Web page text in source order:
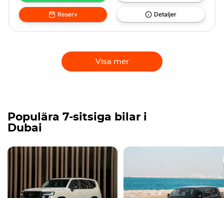
Reserv Detaljer
Visa mer
Populära 7-sitsiga bilar i
Dubai